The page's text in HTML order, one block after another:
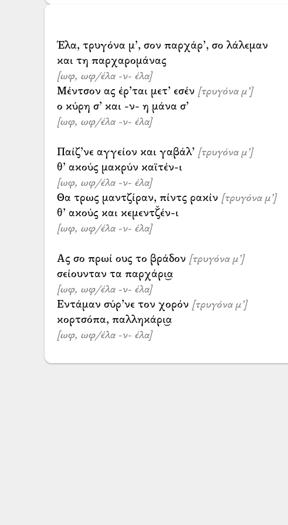
Έλα, τρυγόνα μ’, σον παρχάρ’, σο λάλεμαν
[ωφ, ωφ/έλα -ν- έλα]
Μέντσον ας έρ’ται μετ’ εσέν [τρυγόνα μ’]
[ωφ, ωφ/έλα -ν- έλα]
Παίζ’νε αγγείον και γαβάλ’ [τρυγόνα μ’]
[ωφ, ωφ/έλα -ν- έλα]
Θα τρως μαντζίραν, πίντς ρακίν [τρυγόνα μ’]
[ωφ, ωφ/έλα -ν- έλα]
Ας σο πρωί ους το βράδον [τρυγόνα μ’]
[ωφ, ωφ/έλα -ν- έλα]
Εντάμαν σύρ’νε τον χορόν [τρυγόνα μ’]
[ωφ, ωφ/έλα -ν- έλα]